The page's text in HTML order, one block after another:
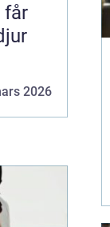
2026